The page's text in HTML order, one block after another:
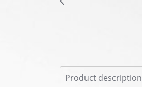
Product description